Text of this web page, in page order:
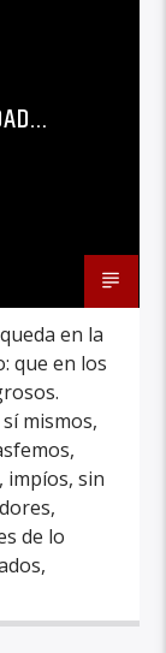
en la
que en los
mismos,
impíos, sin
de lo